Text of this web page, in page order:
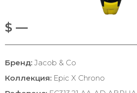
$ —
Бренд: Jacob & Co
Коллекция: Epic X Chrono